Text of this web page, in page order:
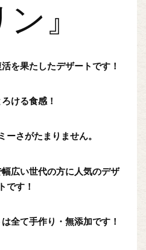
』
を果たしたデザートです！
ける食感！
ーさがたまりません。
広い世代の方に人気のデザ
です！
全て手作り・無添加です！